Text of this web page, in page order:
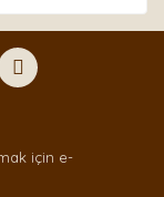
için e-